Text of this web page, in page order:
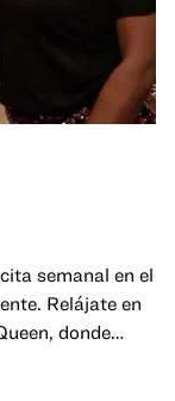
semanal en el
Relájate en
donde
por la noche